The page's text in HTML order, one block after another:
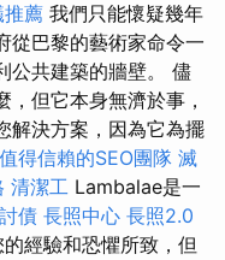
推薦 我們只能懷疑幾年
從巴黎的藝術家命令一
公共建築的牆壁。 儘
但它本身無濟於事，
解決方案，因為它為擺
得信賴的SEO團隊 滅
清潔工 Lambalae是一
討債 長照中心 長照2.0
經驗和恐懼所致，但